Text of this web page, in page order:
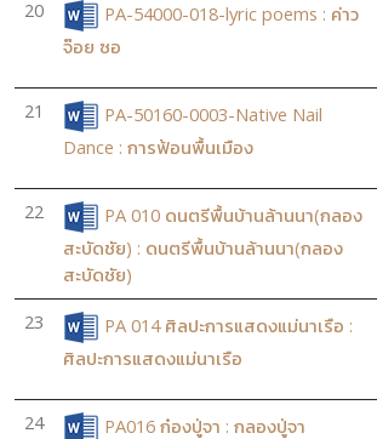
20
PA-54000-018-lyric poems : ค่าว
จ๊อย ซอ
21
PA-50160-0003-Native Nail
Dance : การฟ้อนพื้นเมือง
22
PA 010 ดนตรีพื้นบ้านล้านนา(กลอง
สะบัดชัย) : ดนตรีพื้นบ้านล้านนา(กลอง
สะบัดชัย)
23
PA 014 ศิลปะการแสดงแม่นาเรือ :
ศิลปะการแสดงแม่นาเรือ
24 PA016 ก๋องปู่จา : กลองปู่จา